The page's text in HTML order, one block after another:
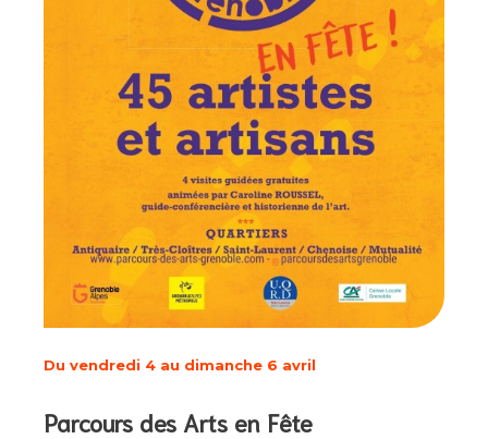
Du vendredi 4 au dimanche 6 avril
Parcours des Arts en Fête